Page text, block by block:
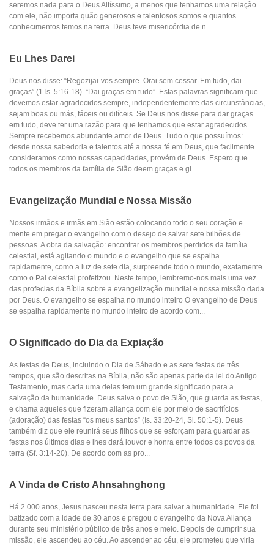
seremos nada para o Deus Altíssimo, a menos que tenhamos uma relação
com ele, não importa quão generosos e talentosos somos e quantos
conhecimentos temos na terra. Deus teve misericórdia de n...
Eu Lhes Darei
Deus nos disse: “Regozijai-vos sempre. Orai sem cessar. Em tudo, dai
graças” (1Ts. 5:16-18). “Dai graças em tudo”. Estas palavras significam que
devemos estar agradecidos sempre, independentemente das circunstâncias,
sejam boas ou más, fáceis ou difíceis. Se Deus nos disse para dar graças
em tudo, deve ter uma razão para que tenhamos que estar agradecidos.
Sempre recebemos abundante amor de Deus. Tudo o que possuímos:
desde nossa sabedoria e talentos até a nossa fé em Deus, que facilmente
consideramos como nossas capacidades, provém de Deus. Espero que
todos os membros da família de Sião deem graças e gl...
Evangelização Mundial e Nossa Missão
Nossos irmãos e irmãs em Sião estão colocando todo o seu coração e
mente em pregar o evangelho com o desejo de salvar sete bilhões de
pessoas. A obra da salvação: encontrar os membros perdidos da família
celestial, está agitando o mundo e o evangelho que se espalha
rapidamente, como a luz de sete dia, surpreende todo o mundo, exatamente
como o Pai celestial profetizou. Neste tempo, lembremo-nos mais uma vez
das profecias da Bíblia sobre a evangelização mundial e nossa missão dada
por Deus. O evangelho se espalha no mundo inteiro O evangelho de Deus
se espalha rapidamente no mundo inteiro de acordo com...
O Significado do Dia da Expiação
As festas de Deus, incluindo o Dia de Sábado e as sete festas de três
tempos, que são descritas na Bíblia, não são apenas parte da lei do Antigo
Testamento, mas cada uma delas tem um grande significado para a
salvação da humanidade. Deus salva o povo de Sião, que guarda as festas,
e chama aqueles que fizeram aliança com ele por meio de sacrifícios
(adoração) das festas “os meus santos” (Is. 33:20-24, Sl. 50:1-5). Deus
também diz que ele reunirá seus filhos que se esforçam para guardar as
festas nos últimos dias e lhes dará louvor e honra entre todos os povos da
terra (Sf. 3:14-20). De acordo com as pro...
A Vinda de Cristo Ahnsahnghong
Há 2.000 anos, Jesus nasceu nesta terra para salvar a humanidade. Ele foi
batizado com a idade de 30 anos e pregou o evangelho da Nova Aliança
durante seu ministério público de três anos e meio. Depois de cumprir sua
missão, ele ascendeu ao céu. Ao ascender ao céu, ele prometeu que viria